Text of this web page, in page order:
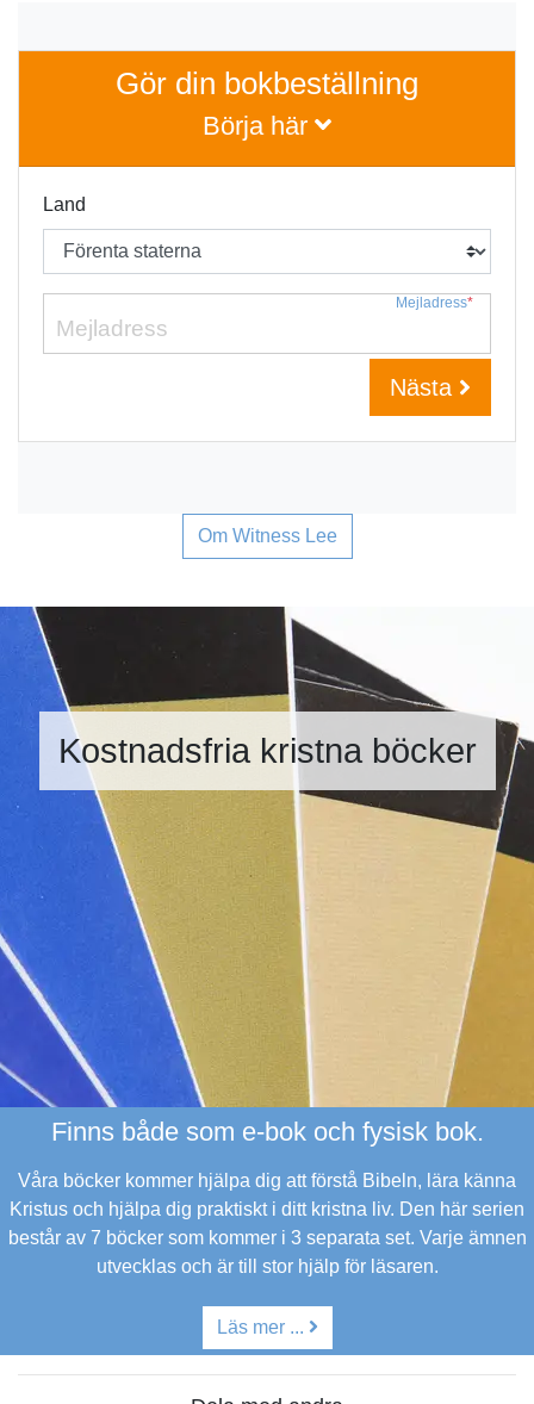
Gör din bokbeställning
Börja här
Land
Mejladress*
Nästa
Om Witness Lee
Kostnadsfria kristna böcker
Finns både som e-bok och fysisk bok.
Våra böcker kommer hjälpa dig att förstå Bibeln, lära känna
Kristus och hjälpa dig praktiskt i ditt kristna liv. Den här serien
består av 7 böcker som kommer i 3 separata set. Varje ämnen
utvecklas och är till stor hjälp för läsaren.
Läs mer ...